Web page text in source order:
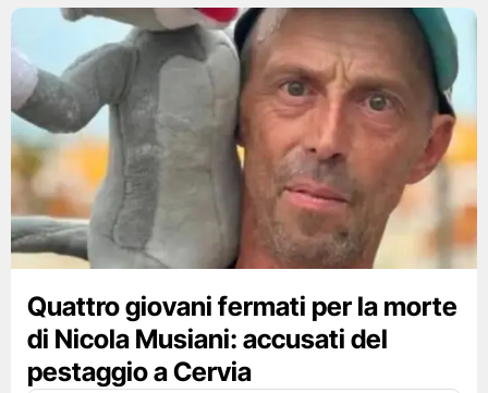
Quattro giovani fermati per la morte
di Nicola Musiani: accusati del
pestaggio a Cervia